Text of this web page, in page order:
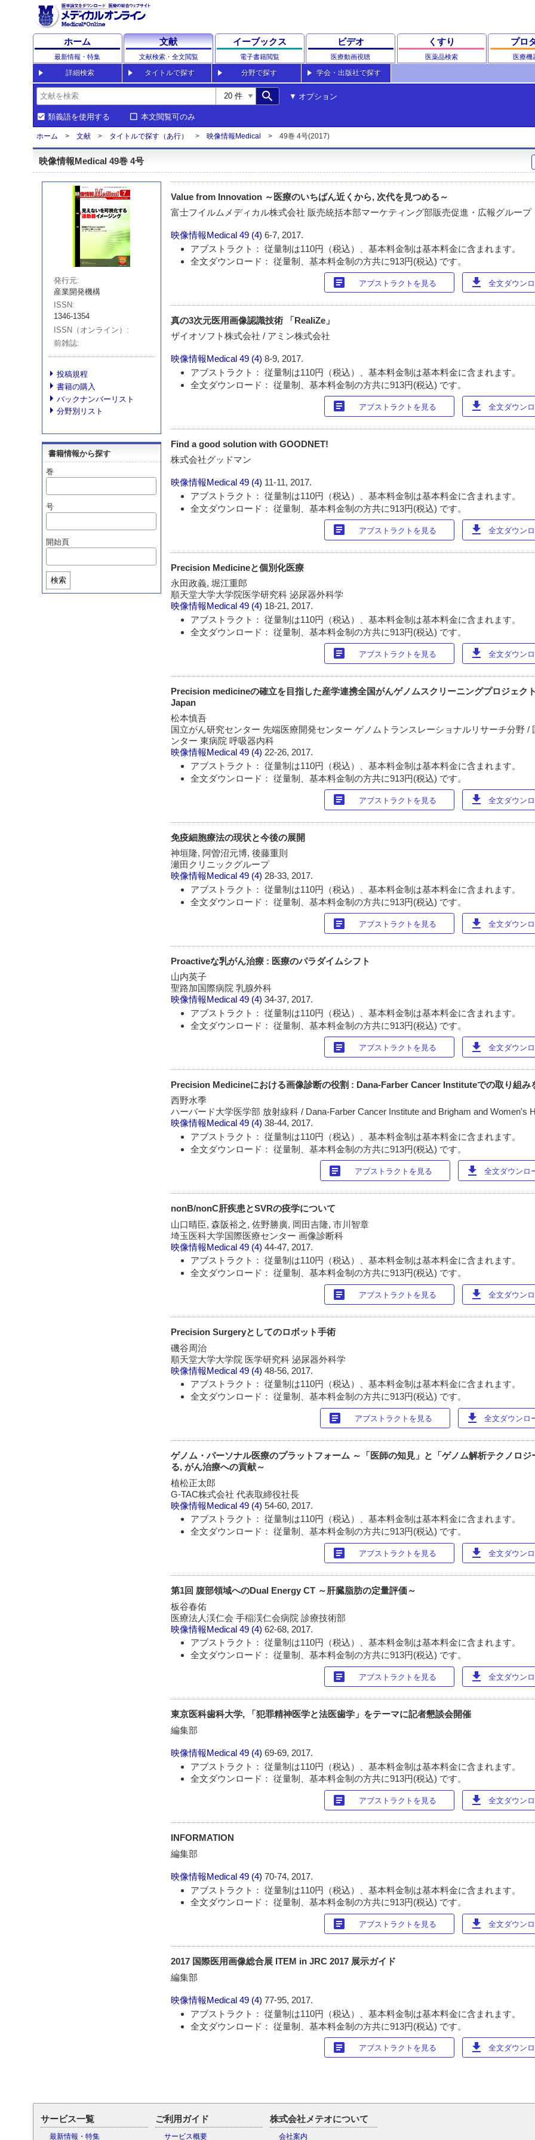
ホーム
最新情報・特集
文献
文献検索・全文閲覧
イーブックス
電子書籍閲覧
ビデオ
医療動画視聴
くすり
医薬品検索
プロ
医療機
詳細検索 タイトルで探す 分野で探す 学会・出版社で探す
search オプション
類義語を使用する 本文閲覧可のみ
ホーム 文献 タイトルで探す（あ行） 映像情報Medical 49巻 4号(2017)
映像情報Medical 49巻 4号
発行元
産業開発機構
ISSN
1346-1354
ISSN（オンライン）
前雑誌
投稿規程
書籍の購入
バックナンバーリスト
分野別リスト
書籍情報から探す
巻
号
開始頁
検索
Value from Innovation ～医療のいちばん近くから, 次代を見つめる～
富士フイルムメディカル株式会社 販売統括本部マーケティング部販売促進・広報グループ
映像情報Medical 49 (4)6-7, 2017.
アブストラクト： 従量制は110円（税込）、基本料金制は基本料金に含まれます。
全文ダウンロード： 従量制、基本料金制の方共に913円(税込) です。
article アブストラクトを見る download 全文ダウン
真の3次元医用画像認識技術 「RealiZe」
ザイオソフト株式会社 / アミン株式会社
映像情報Medical 49 (4)8-9, 2017.
アブストラクト： 従量制は110円（税込）、基本料金制は基本料金に含まれます。
全文ダウンロード： 従量制、基本料金制の方共に913円(税込) です。
article アブストラクトを見る download 全文ダウン
Find a good solution with GOODNET!
株式会社グッドマン
映像情報Medical 49 (4) 11-11, 2017.
アブストラクト： 従量制は110円（税込）、基本料金制は基本料金に含まれます。
全文ダウンロード： 従量制、基本料金制の方共に913円(税込) です。
article アブストラクトを見る download 全文ダウン
Precision Medicineと個別化医療
永田政義, 堀江重郎
順天堂大学大学院医学研究科 泌尿器外科学
映像情報Medical 49 (4) 18-21, 2017.
アブストラクト： 従量制は110円（税込）、基本料金制は基本料金に含まれます。
全文ダウンロード： 従量制、基本料金制の方共に913円(税込) です。
article アブストラクトを見る download 全文ダウン
Precision medicineの確立を目指した産学連携全国がんゲノムスクリーニングプロジェク
Japan
松本慎吾
国立がん研究センター 先端医療開発センター ゲノムトランスレーショナルリサーチ分野 /
ンター 東病院 呼吸器内科
映像情報Medical 49 (4) 22-26, 2017.
アブストラクト： 従量制は110円（税込）、基本料金制は基本料金に含まれます。
全文ダウンロード： 従量制、基本料金制の方共に913円(税込) です。
article アブストラクトを見る download 全文ダウン
免疫細胞療法の現状と今後の展開
神垣隆, 阿曽沼元博, 後藤重則
瀬田クリニックグループ
映像情報Medical 49 (4) 28-33, 2017.
アブストラクト： 従量制は110円（税込）、基本料金制は基本料金に含まれます。
全文ダウンロード： 従量制、基本料金制の方共に913円(税込) です。
article アブストラクトを見る download 全文ダウン
Proactiveな乳がん治療 : 医療のパラダイムシフト
山内英子
聖路加国際病院 乳腺外科
映像情報Medical 49 (4)34-37, 2017.
アブストラクト： 従量制は110円（税込）、基本料金制は基本料金に含まれます。
全文ダウンロード： 従量制、基本料金制の方共に913円(税込) です。
article アブストラクトを見る download 全文ダウン
Precision Medicineにおける画像診断の役割 : Dana-Farber Cancer Instituteでの取り組み
西野水季
ハーバード大学医学部 放射線科 / Dana-Farber Cancer Institute and Brigham and Women's
映像情報Medical 49 (4)38-44, 2017.
アブストラクト： 従量制は110円（税込）、基本料金制は基本料金に含まれます。
全文ダウンロード： 従量制、基本料金制の方共に913円(税込) です。
article アブストラクトを見る download 全文ダウンロ
nonB/nonC肝疾患とSVRの疫学について
山口晴臣, 森阪裕之, 佐野勝廣, 岡田吉隆, 市川智章
埼玉医科大学国際医療センター 画像診断科
映像情報Medical 49 (4)44-47, 2017.
アブストラクト： 従量制は110円（税込）、基本料金制は基本料金に含まれます。
全文ダウンロード： 従量制、基本料金制の方共に913円(税込) です。
article アブストラクトを見る download 全文ダウン
Precision Surgeryとしてのロボット手術
磯谷周治
順天堂大学大学院 医学研究科 泌尿器外科学
映像情報Medical 49 (4)48-56, 2017.
アブストラクト： 従量制は110円（税込）、基本料金制は基本料金に含まれます。
全文ダウンロード： 従量制、基本料金制の方共に913円(税込) です。
article アブストラクトを見る download 全文ダウンロ
ゲノム・パーソナル医療のプラットフォーム ～「医師の知見」と「ゲノム解析テクノロジ
る, がん治療への貢献～
植松正太郎
G-TAC株式会社 代表取締役社長
映像情報Medical 49 (4)54-60, 2017.
アブストラクト： 従量制は110円（税込）、基本料金制は基本料金に含まれます。
全文ダウンロード： 従量制、基本料金制の方共に913円(税込) です。
article アブストラクトを見る download 全文ダウン
第1回 腹部領域へのDual Energy CT ～肝臓脂肪の定量評価～
板谷春佑
医療法人渓仁会 手稲渓仁会病院 診療技術部
映像情報Medical 49 (4)62-68, 2017.
アブストラクト： 従量制は110円（税込）、基本料金制は基本料金に含まれます。
全文ダウンロード： 従量制、基本料金制の方共に913円(税込) です。
article アブストラクトを見る download 全文ダウン
東京医科歯科大学, 「犯罪精神医学と法医歯学」をテーマに記者懇談会開催
編集部
映像情報Medical 49 (4)69-69, 2017.
アブストラクト： 従量制は110円（税込）、基本料金制は基本料金に含まれます。
全文ダウンロード： 従量制、基本料金制の方共に913円(税込) です。
article アブストラクトを見る download 全文ダウン
INFORMATION
編集部
映像情報Medical 49 (4)70-74, 2017.
アブストラクト： 従量制は110円（税込）、基本料金制は基本料金に含まれます。
全文ダウンロード： 従量制、基本料金制の方共に913円(税込) です。
article アブストラクトを見る download 全文ダウン
2017 国際医用画像総合展 ITEM in JRC 2017 展示ガイド
編集部
映像情報Medical 49 (4)77-95, 2017.
アブストラクト： 従量制は110円（税込）、基本料金制は基本料金に含まれます。
全文ダウンロード： 従量制、基本料金制の方共に913円(税込) です。
article アブストラクトを見る download 全文ダウン
サービス一覧
最新情報・特集
ご利用ガイド
サービス概要
株式会社メテオについて
会社案内